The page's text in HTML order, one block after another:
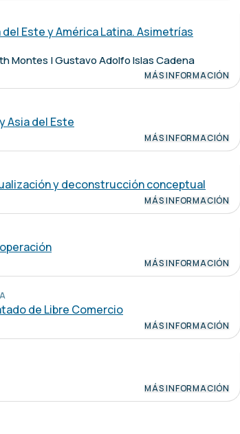
Este y América Latina. Asimetrías
Montes | Gustavo Adolfo Islas Cadena
MÁS INFORMACIÓN
Asia del Este
MÁS INFORMACIÓN
y deconstrucción conceptual
MÁS INFORMACIÓN
MÁS INFORMACIÓN
de Libre Comercio
MÁS INFORMACIÓN
MÁS INFORMACIÓN